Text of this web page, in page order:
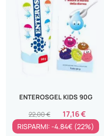
ENTEROSGEL KIDS 90G
17,16 €
22,00 €
RISPARMI: -4.84€ (22%)